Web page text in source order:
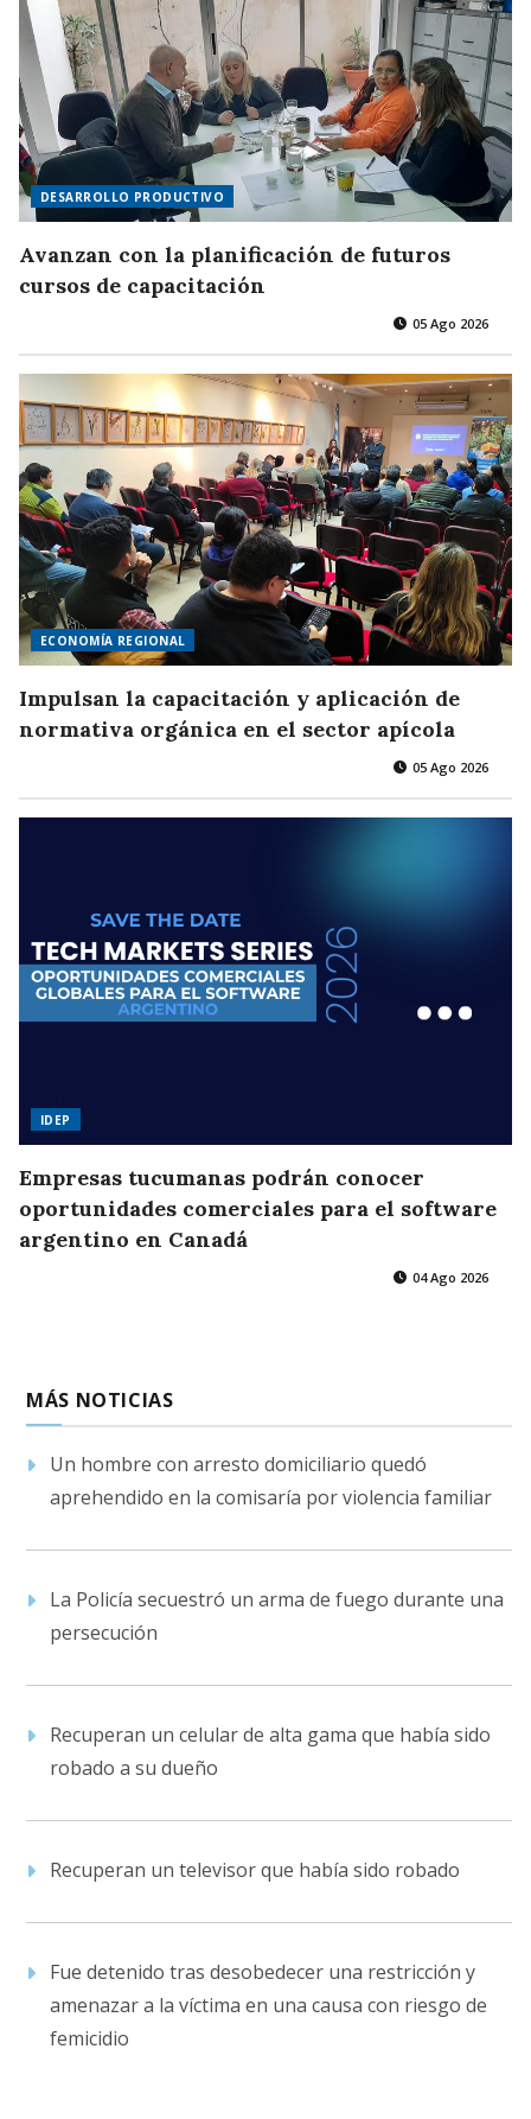
DESARROLLO PRODUCTIVO
Avanzan con la planificación de futuros
cursos de capacitación
05 Ago 2026
ECONOMÍA REGIONAL
Impulsan la capacitación y aplicación de
normativa orgánica en el sector apícola
05 Ago 2026
IDEP
Empresas tucumanas podrán conocer
oportunidades comerciales para el software
argentino en Canadá
04 Ago 2026
MÁS NOTICIAS
Un hombre con arresto domiciliario quedó
aprehendido en la comisaría por violencia familiar
La Policía secuestró un arma de fuego durante una
persecución
Recuperan un celular de alta gama que había sido
robado a su dueño
Recuperan un televisor que había sido robado
Fue detenido tras desobedecer una restricción y
amenazar a la víctima en una causa con riesgo de
femicidio